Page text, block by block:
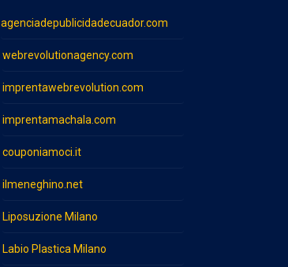
agenciadepublicidadecuador.com
webrevolutionagency.com
imprentawebrevolution.com
imprentamachala.com
couponiamoci.it
ilmeneghino.net
Liposuzione Milano
Labio Plastica Milano